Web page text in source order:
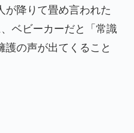
が降りて畳め言われた
ベビーカーだと「常識
の声が出てくること